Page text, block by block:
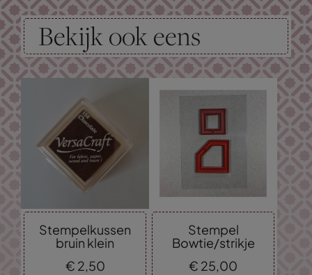
Bekijk ook eens
Stempelkussen
bruin klein
€ 2,50
Stempel
Bowtie/strikje
€ 25,00